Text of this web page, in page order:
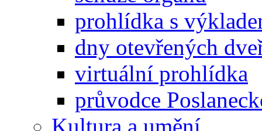
prohlídka s
dny otevřených
virtuální prohlídka
průvodce
Kultura a umění